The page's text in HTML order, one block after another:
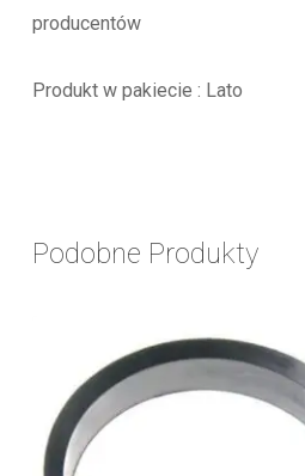
producentów
Produkt w pakiecie : Lato
Podobne Produkty